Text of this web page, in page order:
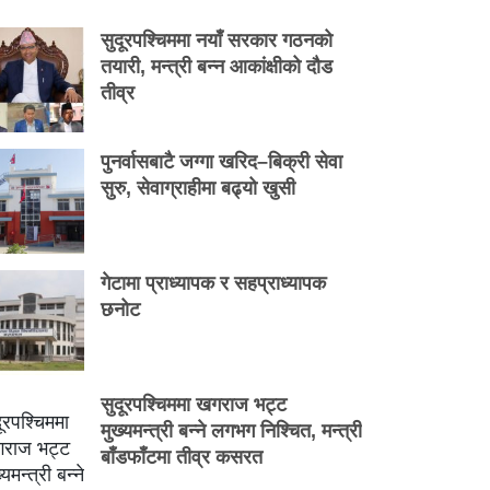
सुदूरपश्चिममा नयाँ सरकार गठनको
तयारी, मन्त्री बन्न आकांक्षीको दौड
तीव्र
पुनर्वासबाटै जग्गा खरिद–बिक्री सेवा
सुरु, सेवाग्राहीमा बढ्यो खुसी
गेटामा प्राध्यापक र सहप्राध्यापक
छनोट
सुदूरपश्चिममा खगराज भट्ट
मुख्यमन्त्री बन्ने लगभग निश्चित, मन्त्री
बाँडफाँटमा तीव्र कसरत